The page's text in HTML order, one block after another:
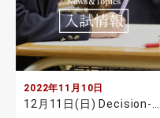
2022年11月10日